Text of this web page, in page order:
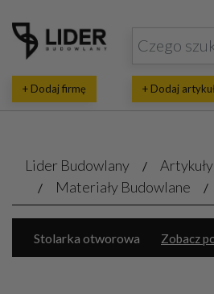
+ Dodaj firmę + Dodaj
Lider Budowlany
Artykuły
Materiały Budowlane
Zobacz
Stolarka otworowa